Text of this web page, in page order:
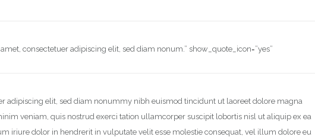
consectetuer adipiscing elit, sed diam nonum.” show_quote_icon=”yes”
adipiscing elit, sed diam nonummy nibh euismod tincidunt ut laoreet dolore magna
veniam, quis nostrud exerci tation ullamcorper suscipit lobortis nisl ut aliquip ex ea
iriure dolor in hendrerit in vulputate velit esse molestie consequat, vel illum dolore eu